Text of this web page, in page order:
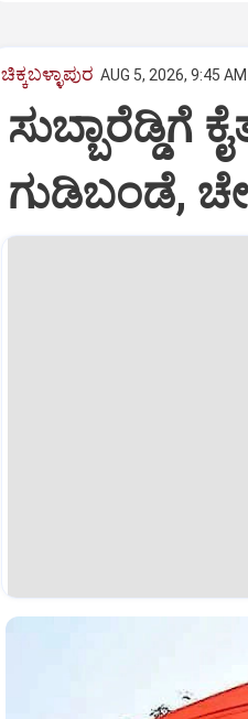
ಚಿಕ್ಕಬಳ್ಳಾಪುರ AUG 5, 2026, 9:45
ಸುಬ್ಬಾರೆಡ್ಡಿಗೆ
ಗುಡಿಬಂಡೆ,